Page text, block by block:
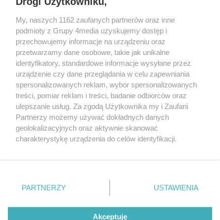
Redakcja Reklama Prywatność
Praca Łódź
the:protocol
Facebook.com
Youtube.com
My, naszych 1162 zaufanych partnerów oraz inne
podmioty z Grupy 4media uzyskujemy dostęp i
przechowujemy informacje na urządzeniu oraz
przetwarzamy dane osobowe, takie jak unikalne
identyfikatory, standardowe informacje wysyłane przez
urządzenie czy dane przeglądania w celu zapewniania
spersonalizowanych reklam, wybór spersonalizowanych
treści, pomiar reklam i treści, badanie odbiorców oraz
ulepszanie usług. Za zgodą Użytkownika my i Zaufani
Partnerzy możemy używać dokładnych danych
geolokalizacyjnych oraz aktywnie skanować
charakterystykę urządzenia do celów identyfikacji.
zmienić/wycofać klikając przycisk ustawień prywatności
znajdujący się w lewym dolnym rogu strony
. Niektóre
użytkownika, ale masz prawo sprzeciwić się takiemu
PARTNERZY USTAWIENIA
Akceptuję